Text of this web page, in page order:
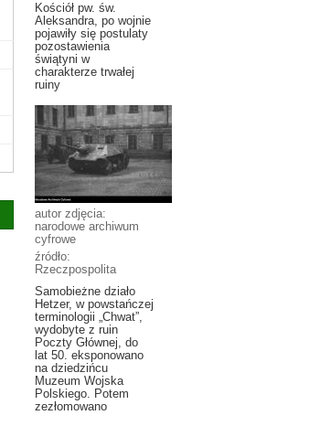
Kościół pw. św.
Aleksandra, po wojnie
pojawiły się postulaty
pozostawienia
świątyni w
charakterze trwałej
ruiny
autor zdjęcia:
narodowe archiwum
cyfrowe
źródło:
Rzeczpospolita
Samobieżne działo
Hetzer, w powstańczej
terminologii „Chwat”,
wydobyte z ruin
Poczty Głównej, do
lat 50. eksponowano
na dziedzińcu
Muzeum Wojska
Polskiego. Potem
zezłomowano